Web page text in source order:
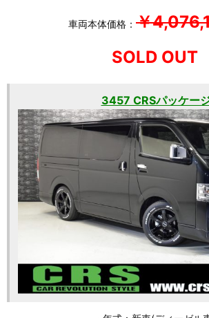
車両本体価格： ￥
SOLD OUT
3457 CRSパッケー